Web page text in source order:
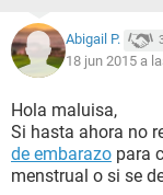
Abigail P.
18 jun 2015 a
Hola maluisa,
Si hasta ahora no
de embarazo para
menstrual o si se